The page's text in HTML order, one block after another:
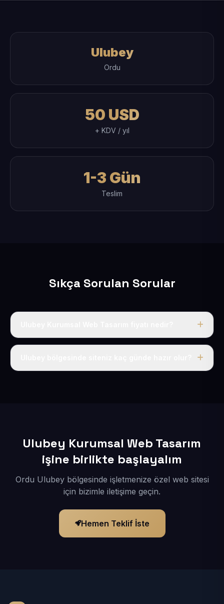
Ulubey
Ordu
50 USD
+ KDV / yıl
1-3 Gün
Teslim
Sıkça Sorulan Sorular
Tek fiyat uygulanır: yıllık 50 USD + KDV. Bu bedele alan
Ulubey Kurumsal Web Tasarım
işine birlikte başlayalım
Ordu Ulubey bölgesinde işletmenize özel web sitesi
için bizimle iletişime geçin.
Hemen Teklif İste